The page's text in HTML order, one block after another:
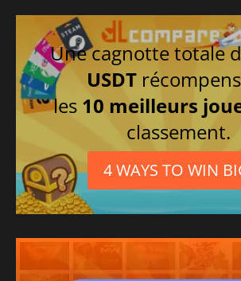
Une cagnotte totale
USDT
les 10 meilleurs
classement.
4 WAYS TO WIN